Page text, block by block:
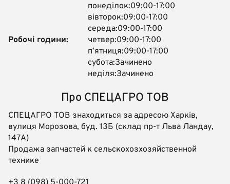
Робочі години:
понеділок:09:00-17:00
вівторок:09:00-17:00
середа:09:00-17:00
четвер:09:00-17:00
пʼятниця:09:00-17:00
субота:Зачинено
неділя:Зачинено
Про СПЕЦАГРО ТОВ
СПЕЦАГРО ТОВ знаходиться за адресою Харків,
вулиця Морозова, буд. 13Б (склад пр-т Льва Ландау,
147А)
Продажа запчастей к сельскохозхозяйственной
технике